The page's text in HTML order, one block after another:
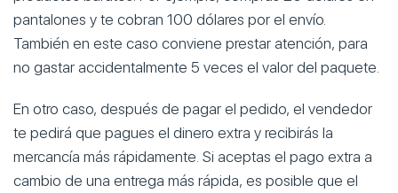
pantalones y te cobran 100 dólares por el envío.
También en este caso conviene prestar atención, para
no gastar accidentalmente 5 veces el valor del paquete.
En otro caso, después de pagar el pedido, el vendedor
te pedirá que pagues el dinero extra y recibirás la
mercancía más rápidamente. Si aceptas el pago extra a
cambio de una entrega más rápida, es posible que el